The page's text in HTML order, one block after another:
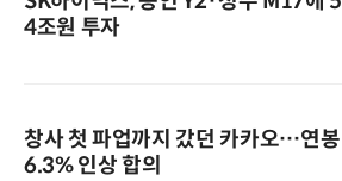
4조원 투자
창사 첫 파업까지 갔던 카카오…연봉
6.3% 인상 합의